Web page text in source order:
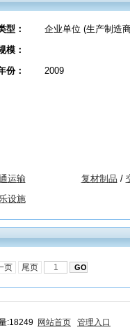
型：
企业单位 (生产制造
模：
份： 2009
运输 复材制品 /
设施
页 尾页
:18249 网站首页 管理入口